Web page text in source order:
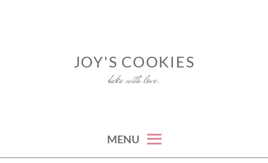
JOY'S COOKIES
bake with love.
MENU